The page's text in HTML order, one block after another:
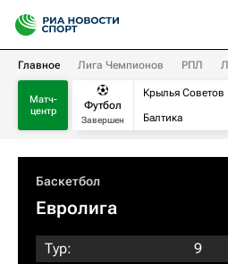
Главное Лига Чемпионов РПЛ
Матч-
центр
Футбол
Завершен
Крылья Советов
Балтика
Баскетбол
Евролига
Тур:
9